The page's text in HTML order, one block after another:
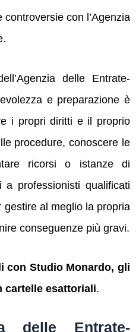
con l’Agenzia
delle Entrate-
e preparazione è
i propri diritti e il proprio
procedure, conoscere le
ricorsi o istanze di
a professionisti qualificati
al meglio la propria
conseguenze più gravi.
con Studio Monardo, gli
cartelle esattoriali.
delle Entrate-